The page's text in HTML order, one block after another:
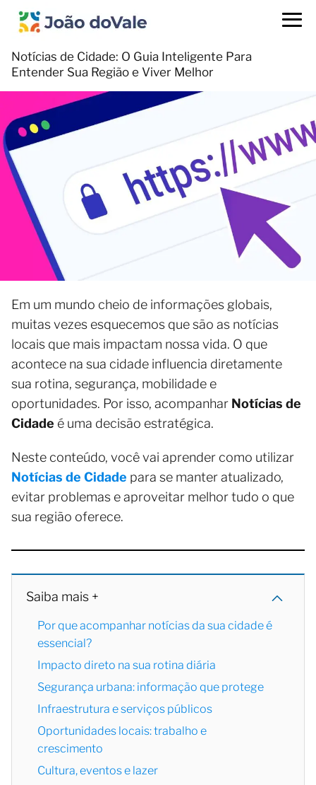
Notícias de Cidade: O Guia Inteligente Para
Entender Sua Região e Viver Melhor
Em um mundo cheio de informações globais,
muitas vezes esquecemos que são as notícias
locais que mais impactam nossa vida. O que
acontece na sua cidade influencia diretamente
sua rotina, segurança, mobilidade e
oportunidades. Por isso, acompanhar Notícias de
Cidade é uma decisão estratégica.
Neste conteúdo, você vai aprender como utilizar
Notícias de Cidade para se manter atualizado,
evitar problemas e aproveitar melhor tudo o que
sua região oferece.
Saiba mais +
Por que acompanhar notícias da sua cidade é
essencial?
Impacto direto na sua rotina diária
Segurança urbana: informação que protege
Infraestrutura e serviços públicos
Oportunidades locais: trabalho e
crescimento
Cultura, eventos e lazer